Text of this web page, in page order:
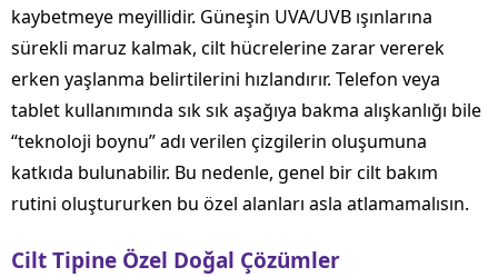
kaybetmeye meyillidir. Güneşin UVA/UVB ışınlarına
sürekli maruz kalmak, cilt hücrelerine zarar vererek
erken yaşlanma belirtilerini hızlandırır. Telefon veya
tablet kullanımında sık sık aşağıya bakma alışkanlığı bile
“teknoloji boynu” adı verilen çizgilerin oluşumuna
katkıda bulunabilir. Bu nedenle, genel bir cilt bakım
rutini oluştururken bu özel alanları asla atlamamalısın.
Cilt Tipine Özel Doğal Çözümler